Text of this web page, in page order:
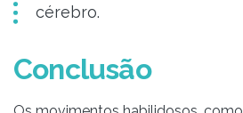
cérebro.
Conclusão